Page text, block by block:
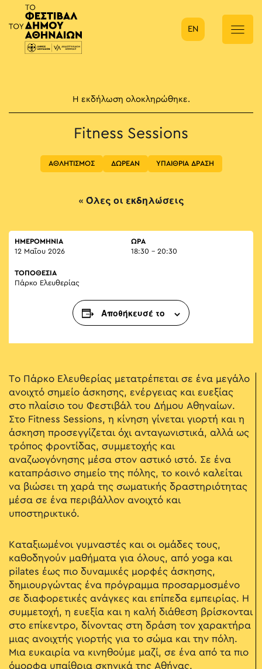
Κύρια πλοήγηση
EN
Η εκδήλωση ολοκληρώθηκε.
Fitness Sessions
ΑΘΛΗΤΙΣΜΟΣ ΔΩΡΕΑΝ ΥΠΑΙΘΡΙΑ ΔΡΑΣΗ
« Όλες οι εκδηλώσεις
ΗΜΕΡΟΜΗΝΙΑ
12 Μαΐου 2026
ΏΡΑ
18:30 - 20:30
ΤΟΠΟΘΕΣΙΑ
Πάρκο Ελευθερίας
Αποθήκευσέ το
Το Πάρκο Ελευθερίας μετατρέπεται σε ένα μεγάλο
ανοιχτό σημείο άσκησης, ενέργειας και ευεξίας
στο πλαίσιο του Φεστιβάλ του Δήμου Αθηναίων.
Στο Fitness Sessions, η κίνηση γίνεται γιορτή και η
άσκηση προσεγγίζεται όχι ανταγωνιστικά, αλλά ως
τρόπος φροντίδας, συμμετοχής και
αναζωογόνησης μέσα στον αστικό ιστό. Σε ένα
καταπράσινο σημείο της πόλης, το κοινό καλείται
να βιώσει τη χαρά της σωματικής δραστηριότητας
μέσα σε ένα περιβάλλον ανοιχτό και
υποστηρικτικό.
Καταξιωμένοι γυμναστές και οι ομάδες τους,
καθοδηγούν μαθήματα για όλους, από yoga και
pilates έως πιο δυναμικές μορφές άσκησης,
δημιουργώντας ένα πρόγραμμα προσαρμοσμένο
σε διαφορετικές ανάγκες και επίπεδα εμπειρίας. Η
συμμετοχή, η ευεξία και η καλή διάθεση βρίσκονται
στο επίκεντρο, δίνοντας στη δράση τον χαρακτήρα
μιας ανοιχτής γιορτής για το σώμα και την πόλη.
Μια ευκαιρία να κινηθούμε μαζί, σε ένα από τα πιο
όμορφα υπαίθρια σκηνικά της Αθήνας.